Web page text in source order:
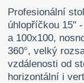
Profesionální
úhlopříčkou 15"
a 100x100,
360°, velký
vzdálenosti od
horizontální i